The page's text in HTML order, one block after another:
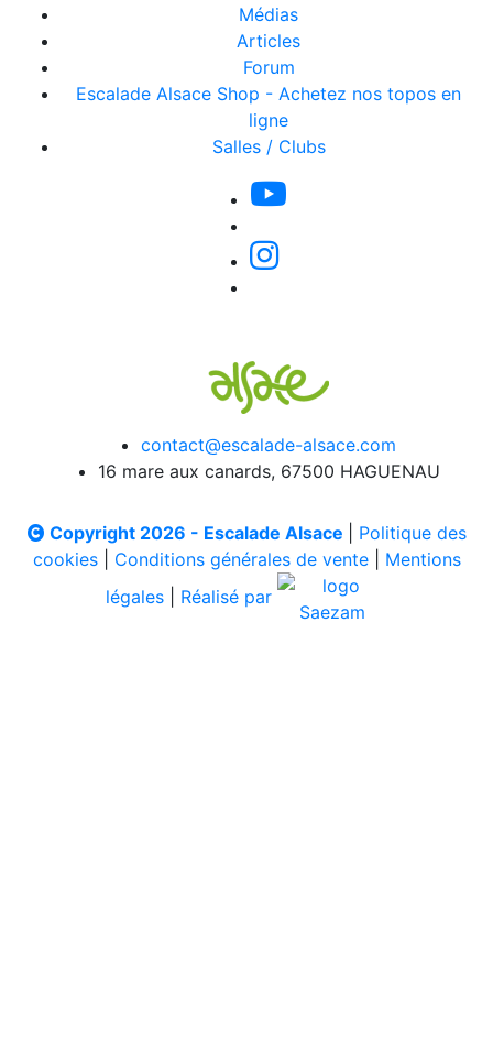
Médias
Articles
Forum
Escalade Alsace Shop - Achetez nos topos en
ligne
Salles / Clubs
contact@escalade-alsace.com
16 mare aux canards, 67500 HAGUENAU
Copyright 2026 - Escalade Alsace
Politique des
cookies| Conditions générales de vente| Mentions
légales
Réalisé par